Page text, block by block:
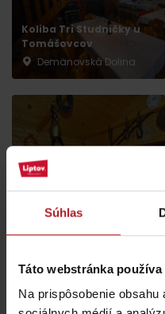
Súhlas
Táto webstránka
Na prispôsobenie
Koliba Tri Studničky u
Tomášovcov
Demänovská Dolina
Demänovská dolina